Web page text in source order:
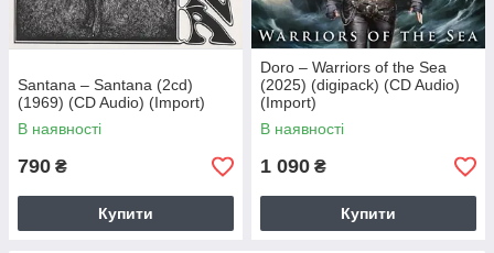
Santana – Santana (2cd)
(1969) (CD Audio) (Import)
В наявності
790 ₴
Купити
Doro – Warriors of the Sea
(2025) (digipack) (CD Audio)
(Import)
В наявності
1 090 ₴
Купити